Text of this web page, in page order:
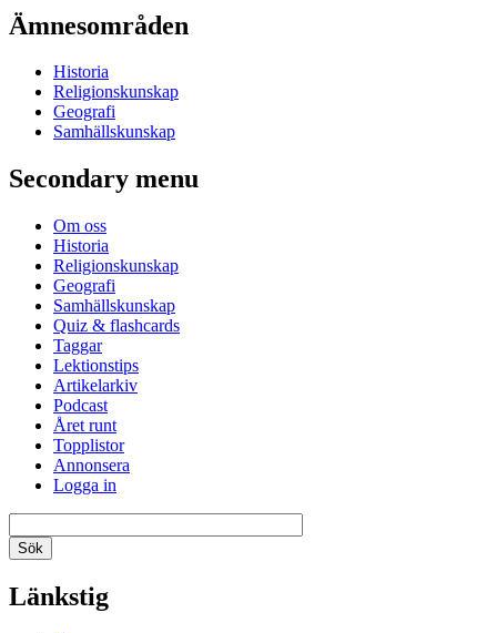
Ämnesområden
Historia
Religionskunskap
Geografi
Samhällskunskap
Secondary menu
Om oss
Historia
Religionskunskap
Geografi
Samhällskunskap
Quiz & flashcards
Taggar
Lektionstips
Artikelarkiv
Podcast
Året runt
Topplistor
Annonsera
Logga in
Länkstig